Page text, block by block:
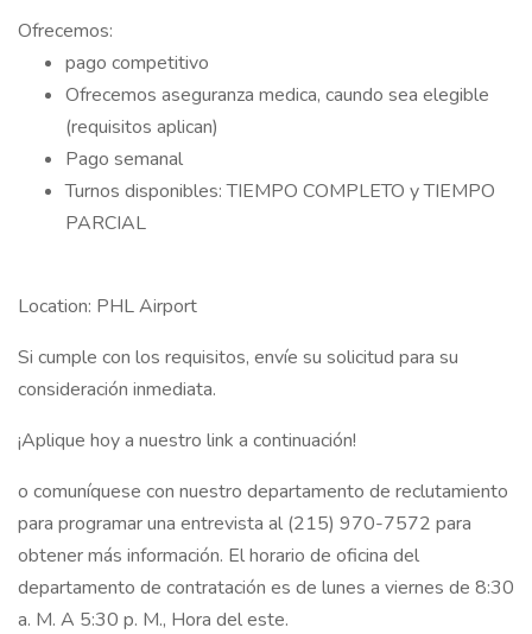
Ofrecemos:
pago competitivo
Ofrecemos aseguranza medica, caundo sea elegible
(requisitos aplican)
Pago semanal
Turnos disponibles: TIEMPO COMPLETO y TIEMPO
PARCIAL
Location: PHL Airport
Si cumple con los requisitos, envíe su solicitud para su
consideración inmediata.
¡Aplique hoy a nuestro link a continuación!
o comuníquese con nuestro departamento de reclutamiento
para programar una entrevista al (215) 970-7572 para
obtener más información. El horario de oficina del
departamento de contratación es de lunes a viernes de 8:30
a. M. A 5:30 p. M., Hora del este.